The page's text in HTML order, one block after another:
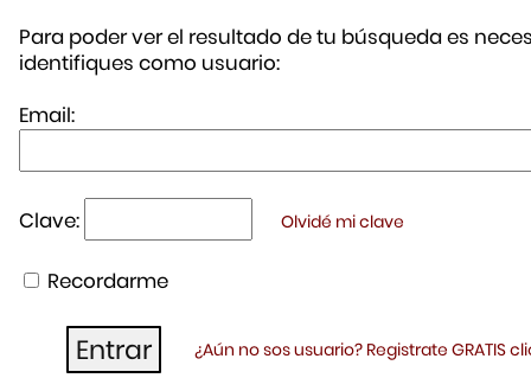
Para poder ver el resultado de tu búsqueda es
identifiques como usuario:
Email:
Clave: Olvidé mi clave
Recordarme
¿Aún no sos usuario? Registrate GRATIS